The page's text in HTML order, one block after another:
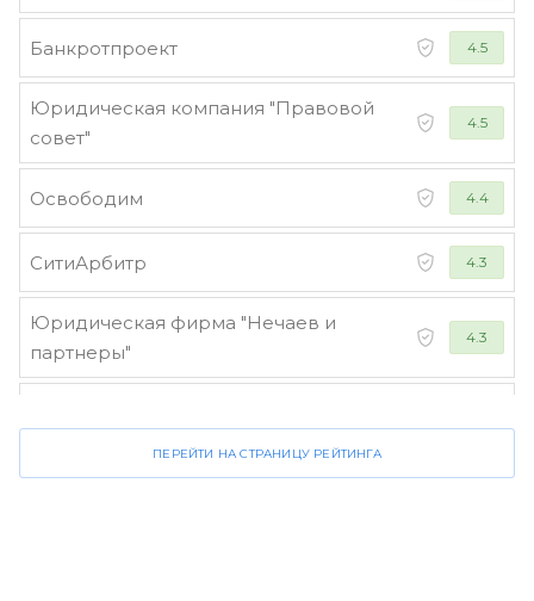
Банкротпроект 4.5
Юридическая компания "Правовой
совет"
4.5
Освободим 4.4
СитиАрбитр 4.3
Юридическая фирма "Нечаев и
партнеры"
4.3
ПЕРЕЙТИ НА СТРАНИЦУ РЕЙТИНГА